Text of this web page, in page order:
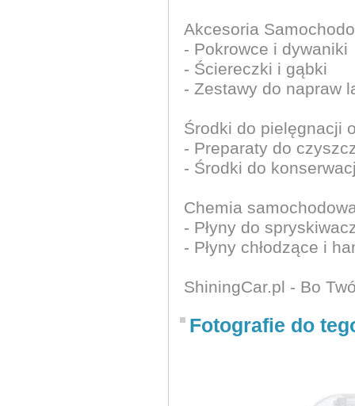
Akcesoria
- Pokrowce i dywaniki
- Ściereczki i gąbki
- Zestawy do napraw
Środki do pielęgnacji
- Preparaty do
- Środki do
Chemia
- Płyny do
- Płyny chłodzące i
ShiningCar.pl - Bo
Fotografie do